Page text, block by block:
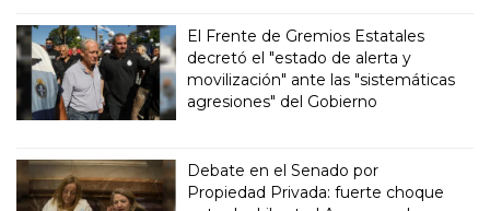
El Frente de Gremios Estatales
decretó el "estado de alerta y
movilización" ante las "sistemáticas
agresiones" del Gobierno
Debate en el Senado por
Propiedad Privada: fuerte choque